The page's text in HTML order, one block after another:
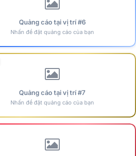
Quảng cáo tại vị trí #6
Nhấn để đặt quảng cáo của bạn
Quảng cáo tại vị trí #7
Nhấn để đặt quảng cáo của bạn